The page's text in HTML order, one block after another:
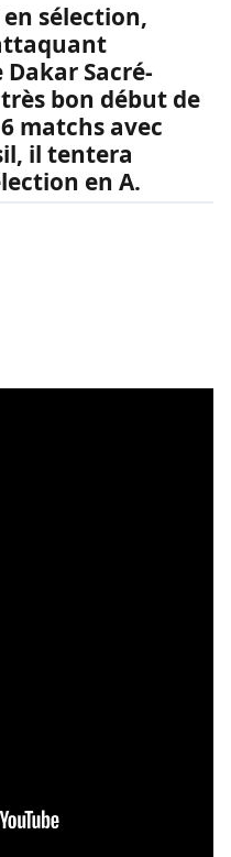
sélection,
Sacré-
bon début de
matchs avec
il tentera
en A.